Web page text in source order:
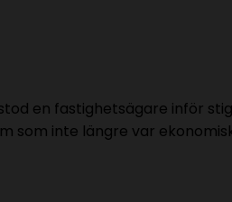
en fastighetsägare inför
som inte längre var